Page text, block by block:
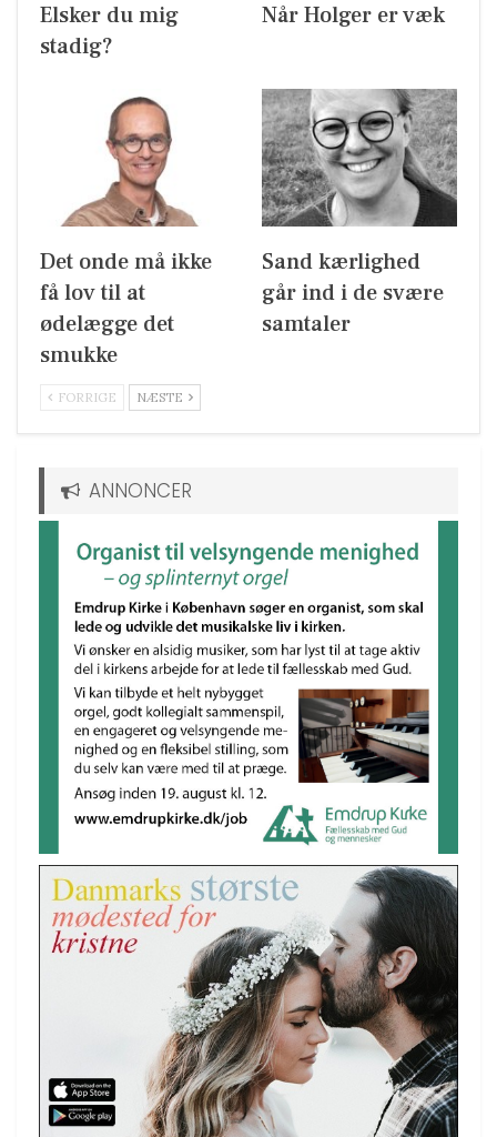
Elsker du mig
stadig?
Når Holger er væk
Det onde må ikke
få lov til at
ødelægge det
smukke
Sand kærlighed
går ind i de svære
samtaler
FORRIGE NÆSTE
ANNONCER